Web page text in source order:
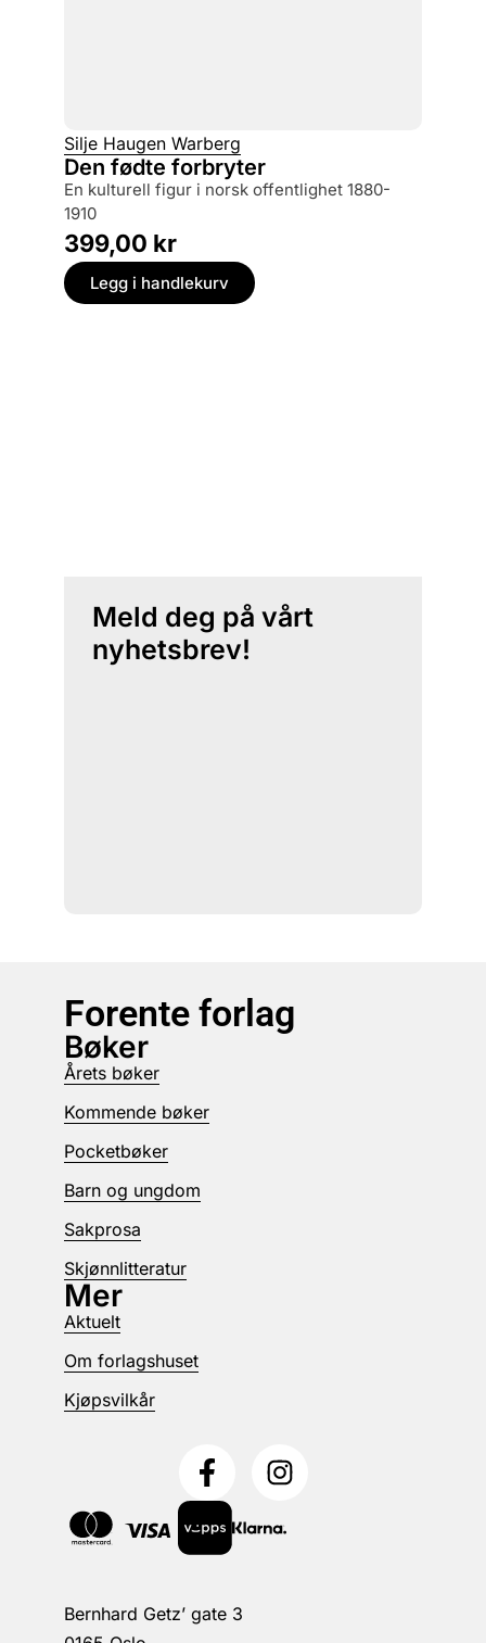
Silje Haugen Warberg
Den fødte forbryter
en kulturell figur i norsk offentlighet 1880-
1910
399,00 kr
Legg i handlekurv
Meld deg på vårt
nyhetsbrev!
Forente forlag
Bernhard Getz’ gate 3
Bøker
Årets bøker
Kommende bøker
Pocketbøker
Barn og ungdom
Sakprosa
Skjønnlitteratur
Mer
Aktuelt
Om forlagshuset
Kjøpsvilkår